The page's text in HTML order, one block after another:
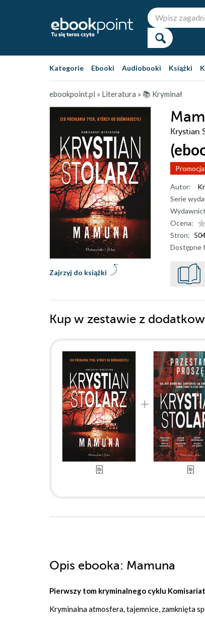
Kategorie Ebooki Audiobooki Książki
ebookpoint.pl » Literatura » 📚 Kryminał
Krystian
Promocja
Zajrzyj do książki
Autor:
Serie
Ocena:
Stron:
Dostępne
Kup w zestawie z
Opis ebooka: Mamuna
Pierwszy tom kryminalnego cyklu
Kryminalna atmosfera, tajemnice, zamknięta